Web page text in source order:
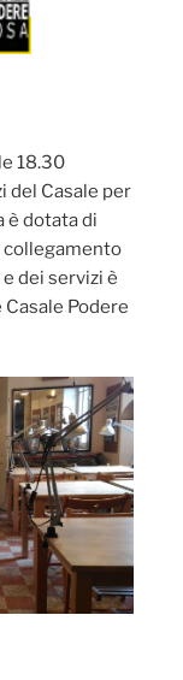
18.30
del Casale per
è dotata di
collegamento
dei servizi è
Casale Podere